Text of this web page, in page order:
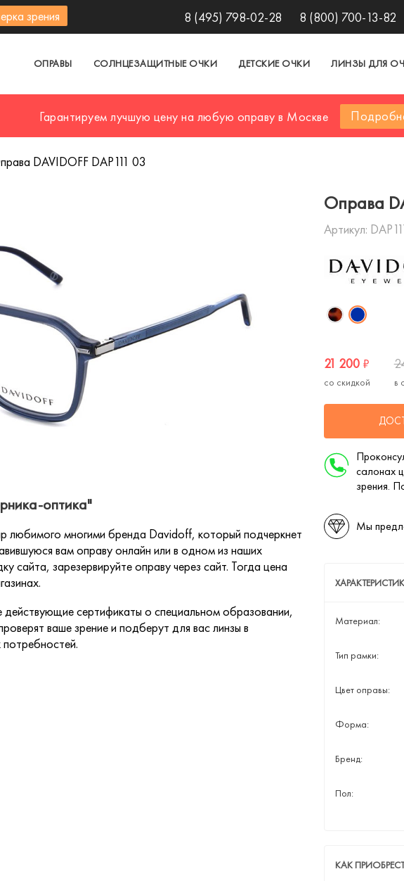
зрения 8 (495) 798-02-28 8 (800) 700-13-82
ОПРАВЫ СОЛНЦЕЗАЩИТНЫЕ ОЧКИ ДЕТСКИЕ ОЧКИ ЛИНЗЫ ДЛЯ
Гарантируем лучшую цену на любую оправу в Москве
DAVIDOFF DAP111 03
Оправа
Артикул:
21 200 ₽
со скидкой в
салонах
зрения.
Мы
Материал:
Тип рамки:
Цвет оправы:
Форма:
Бренд:
Пол:
КАК
оптика"
любимого многими бренда Davidoff, который подчеркнет
вам оправу онлайн или в одном из наших
сайта, зарезервируйте оправу через сайт. Тогда цена
сертификаты о специальном образовании,
ваше зрение и подберут для вас линзы в